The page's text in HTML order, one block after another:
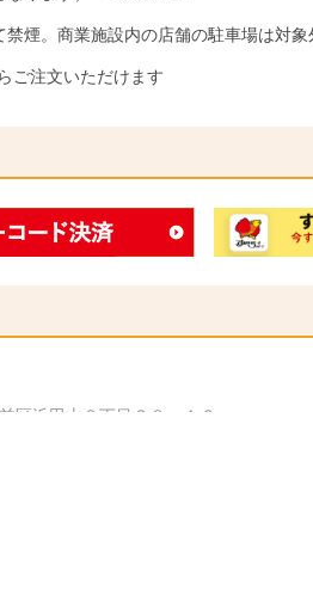
煙。商業施設内の店舗の駐車場は対象
ご注文いただけます
区浜田山３丁目２８－１６